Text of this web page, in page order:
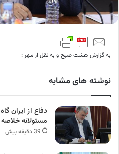
به گزارش هشت صبح و به نقل از مهر :
نوشته های مشابه
دفاع از ایران
مسئولانه
39 دقیقه پیش